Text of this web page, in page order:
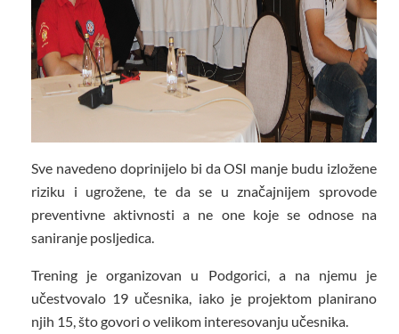
Sve navedeno doprinijelo bi da OSI manje budu izložene
riziku i ugrožene, te da se u značajnijem sprovode
preventivne aktivnosti a ne one koje se odnose na
saniranje posljedica.
Trening je organizovan u Podgorici, a na njemu je
učestvovalo 19 učesnika, iako je projektom planirano
njih 15, što govori o velikom interesovanju učesnika.